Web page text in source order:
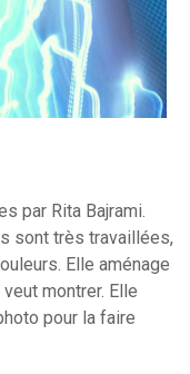
par Rita Bajrami.
sont très travaillées,
Elle aménage
montrer. Elle
pour la faire